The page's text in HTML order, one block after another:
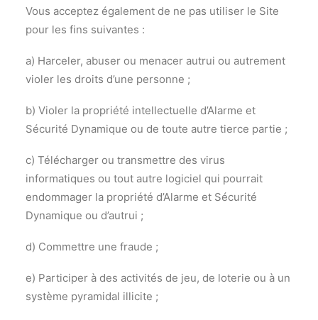
Vous acceptez également de ne pas utiliser le Site
pour les fins suivantes :
a) Harceler, abuser ou menacer autrui ou autrement
violer les droits d’une personne ;
b) Violer la propriété intellectuelle d’Alarme et
Sécurité Dynamique ou de toute autre tierce partie ;
c) Télécharger ou transmettre des virus
informatiques ou tout autre logiciel qui pourrait
endommager la propriété d’Alarme et Sécurité
Dynamique ou d’autrui ;
d) Commettre une fraude ;
e) Participer à des activités de jeu, de loterie ou à un
système pyramidal illicite ;